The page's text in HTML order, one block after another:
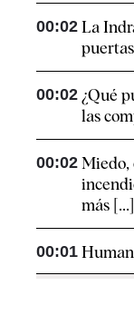
00:02 La
00:02 ¿Qué
las
00:02 Miedo,
más [...]
00:01